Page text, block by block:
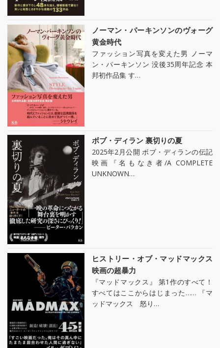
ノーマン・パーキンソンのヴォーグ
黄金時代
ファッション写真を変えた男 ノーマ
ン・パーキンソン 没後35周年記念 本
邦初作品集 す…
ボブ・ディラン 裏切りの夏
2025年2月公開 ボブ・ディランの伝記
映画『名もなき者/A COMPLETE
UNKNOWN…
ヒストリー・オブ・マッドマックス
映画の超暴力
『マッドマックス』 第1作のすべて！
すべてはここからはじまった…… 『マ
ッドマックス 怒り…